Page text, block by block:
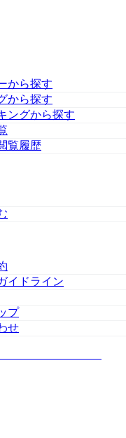
から探す
から探す
ングから探す
覧履歴
イドライン
プ
せ